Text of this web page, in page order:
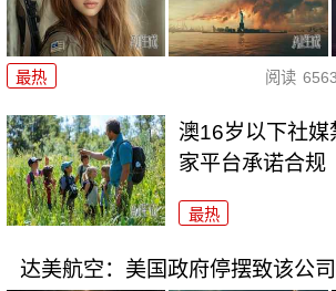
最热 阅读
澳16岁以下社
家平台承诺合规
最热
达美航空：美国政府停摆致该公